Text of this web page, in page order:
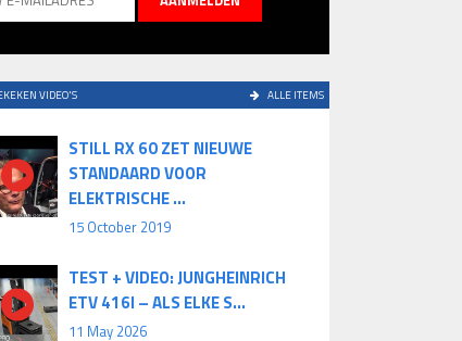
VIDEO'S ALLE ITEMS
STILL RX 60 ZET NIEUWE
STANDAARD VOOR
ELEKTRISCHE ...
15 October 2019
TEST + VIDEO: JUNGHEINRICH
ETV 416I – ALS ELKE S...
11 May 2026